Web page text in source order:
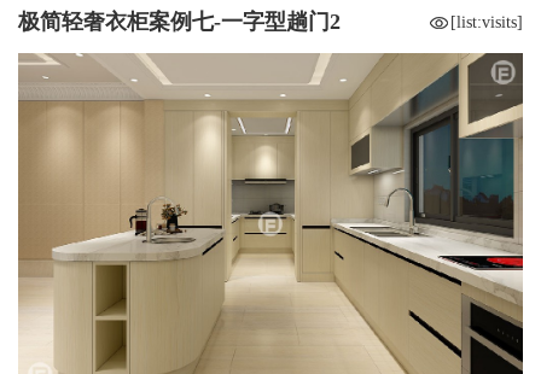
极简轻奢衣柜案例七-一字型趟门2 [list:visits]